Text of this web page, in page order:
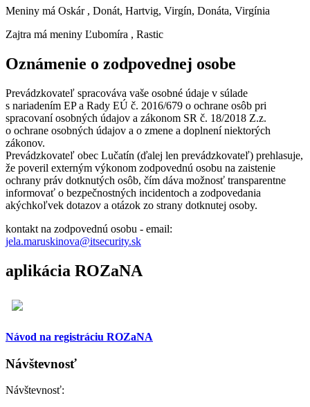
Meniny má Oskár , Donát, Hartvig, Virgín, Donáta, Virgínia
Zajtra má meniny Ľubomíra , Rastic
Oznámenie o zodpovednej osobe
Prevádzkovateľ spracováva vaše osobné údaje v súlade
s nariadením EP a Rady EÚ č. 2016/679 o ochrane osôb pri
spracovaní osobných údajov a zákonom SR č. 18/2018 Z.z.
o ochrane osobných údajov a o zmene a doplnení niektorých
zákonov.
Prevádzkovateľ obec Lučatín (ďalej len prevádzkovateľ) prehlasuje,
že poveril externým výkonom zodpovednú osobu na zaistenie
ochrany práv dotknutých osôb, čím dáva možnosť transparentne
informovať o bezpečnostných incidentoch a zodpovedania
akýchkoľvek dotazov a otázok zo strany dotknutej osoby.
kontakt na zodpovednú osobu - email:
jela.maruskinova@itsecurity.sk
aplikácia ROZaNA
Návod na registráciu ROZaNA
Návštevnosť
Návštevnosť: